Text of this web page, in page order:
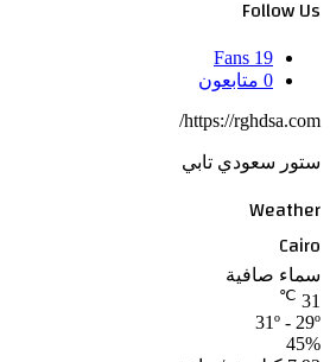
Follow Us
19
Fans
0 متابعون
https://rghdsa.com/
ستور سعودي تابي
Weather
Cairo
سماء صافية
31
℃
31º - 29º
45%